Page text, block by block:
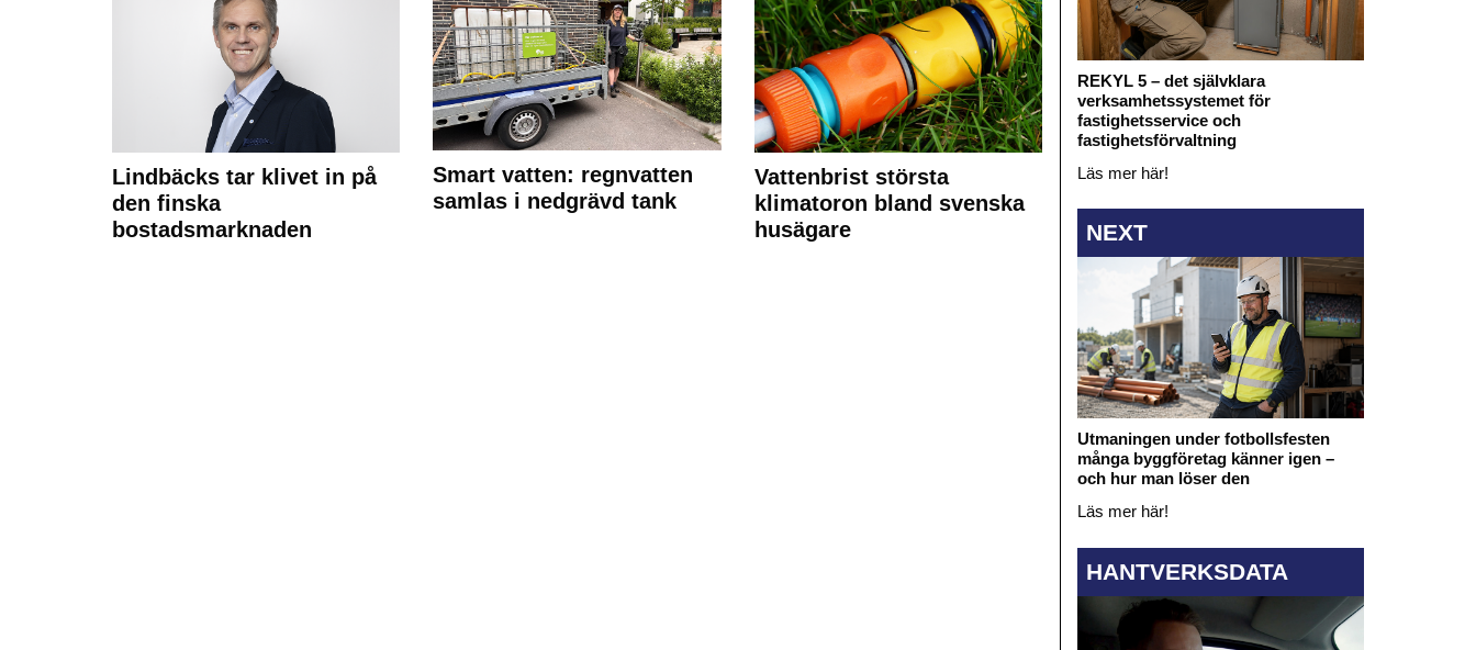
Lindbäcks tar klivet in på
den finska
bostadsmarknaden
Smart vatten: regnvatten
samlas i nedgrävd tank
Vattenbrist största
klimatoron bland svenska
husägare
REKYL 5 – det självklara
verksamhetssystemet för
fastighetsservice och
fastighetsförvaltning
Läs mer här!
NEXT
Utmaningen under fotbollsfesten
många byggföretag känner igen –
och hur man löser den
Läs mer här!
HANTVERKSDATA